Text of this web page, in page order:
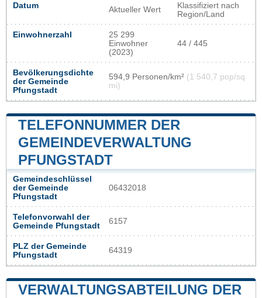
Datum Aktueller Wert
Klassifiziert nach
Region/Land
Einwohnerzahl
25 299
Einwohner
(2023)
44 / 445
Bevölkerungsdichte
der Gemeinde
Pfungstadt
594,9 Personen/km² (1 540,7 pop/sq
mi)
TELEFONNUMMER DER
GEMEINDEVERWALTUNG
PFUNGSTADT
Gemeindeschlüssel
der Gemeinde
Pfungstadt
06432018
Telefonvorwahl der
Gemeinde Pfungstadt
6157
PLZ der Gemeinde
Pfungstadt
64319
VERWALTUNGSABTEILUNG DER